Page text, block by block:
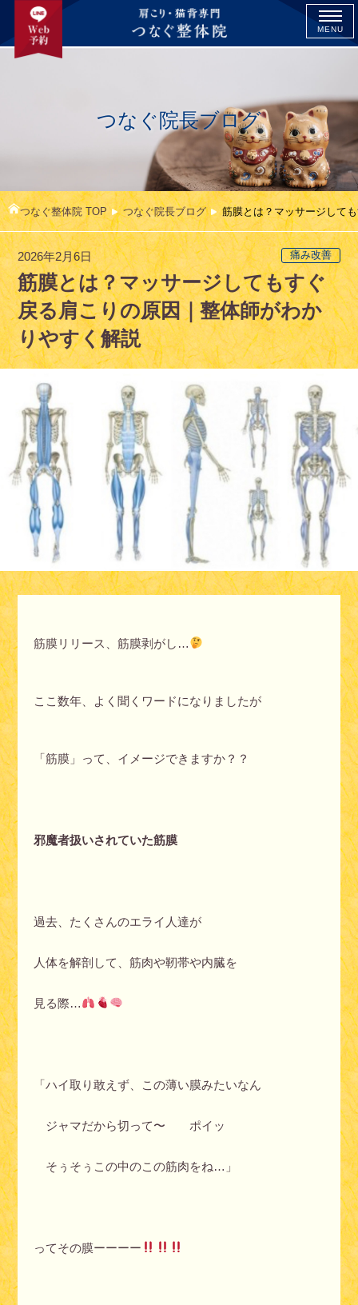
MENU
つなぐ院長ブログ
つなぐ整体院 TOP つなぐ院長ブログ 筋膜とは？マッサージして
2026年2月6日 痛み改善
筋膜とは？マッサージしてもすぐ
戻る肩こりの原因｜整体師がわか
りやすく解説
筋膜リリース、筋膜剥がし…
ここ数年、よく聞くワードになりましたが
「筋膜」って、イメージできますか？？
邪魔者扱いされていた筋膜
過去、たくさんのエライ人達が
人体を解剖して、筋肉や靭帯や内臓を
見る際…
「ハイ取り敢えず、この薄い膜みたいなん
ジャマだから切って〜 ポイッ
そぅそぅこの中のこの筋肉をね…」
ってその膜ーーーー